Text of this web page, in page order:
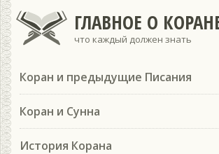
ГЛАВНОЕ О
что каждый должен знать
Коран и предыдущие Писания
Коран и Сунна
История Корана